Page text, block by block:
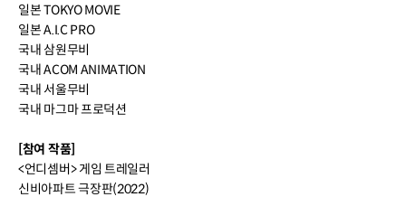
일본 TOKYO MOVIE
일본 A.I.C PRO
국내 삼원무비
국내 ACOM ANIMATION
국내 서울무비
국내 마그마 프로덕션
[참여 작품]
<언디셈버> 게임 트레일러
신비아파트 극장판(2022)